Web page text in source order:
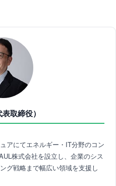
取締役）
アにてエネルギー・IT分野のコン
株式会社を設立し、企業のシス
グ戦略まで幅広い領域を支援し